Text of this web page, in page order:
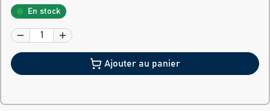
En stock
Ajouter au panier